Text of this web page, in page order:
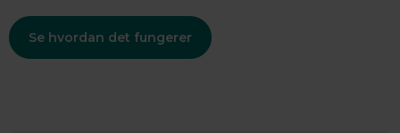
Se hvordan det fungerer